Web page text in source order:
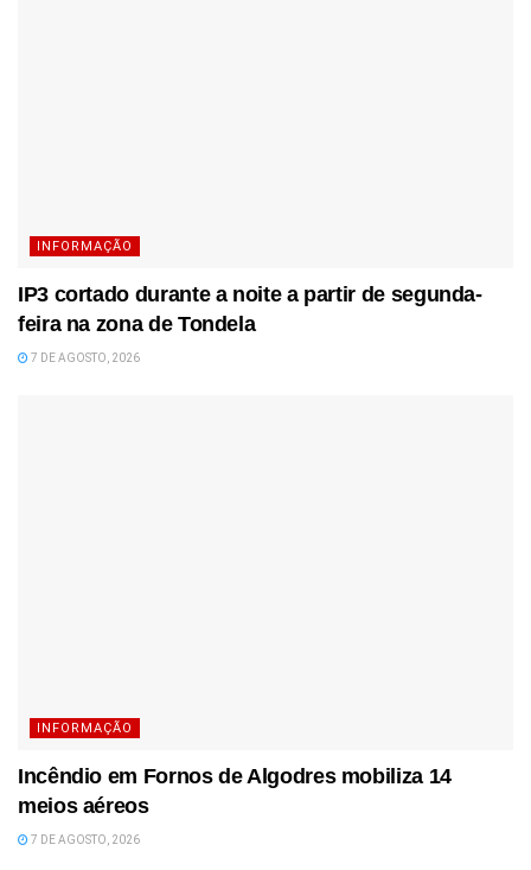
INFORMAÇÃO
IP3 cortado durante a noite a partir de segunda-
feira na zona de Tondela
7 DE AGOSTO, 2026
INFORMAÇÃO
Incêndio em Fornos de Algodres mobiliza 14
meios aéreos
7 DE AGOSTO, 2026